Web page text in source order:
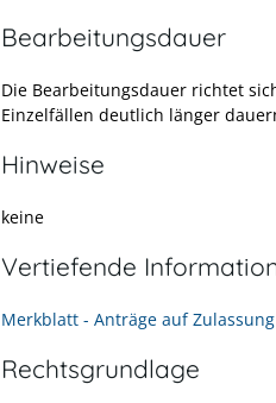
Bearbeitungsdauer
Die Bearbeitungsdauer richtet
Einzelfällen deutlich länger
Hinweise
keine
Vertiefende
Merkblatt - Anträge auf
Rechtsgrundlage